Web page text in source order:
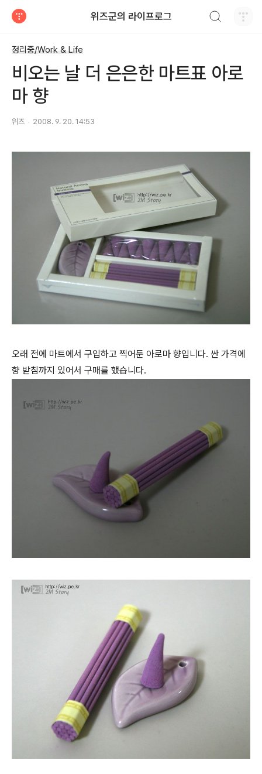
위즈군의 라이프로그
정리중/Work & Life
비오는 날 더 은은한 마트표 아로
마 향
위즈 2008. 9. 20. 14:53
오래 전에 마트에서 구입하고 찍어둔 아로마 향입니다. 싼 가격에
향 받침까지 있어서 구매를 했습니다.